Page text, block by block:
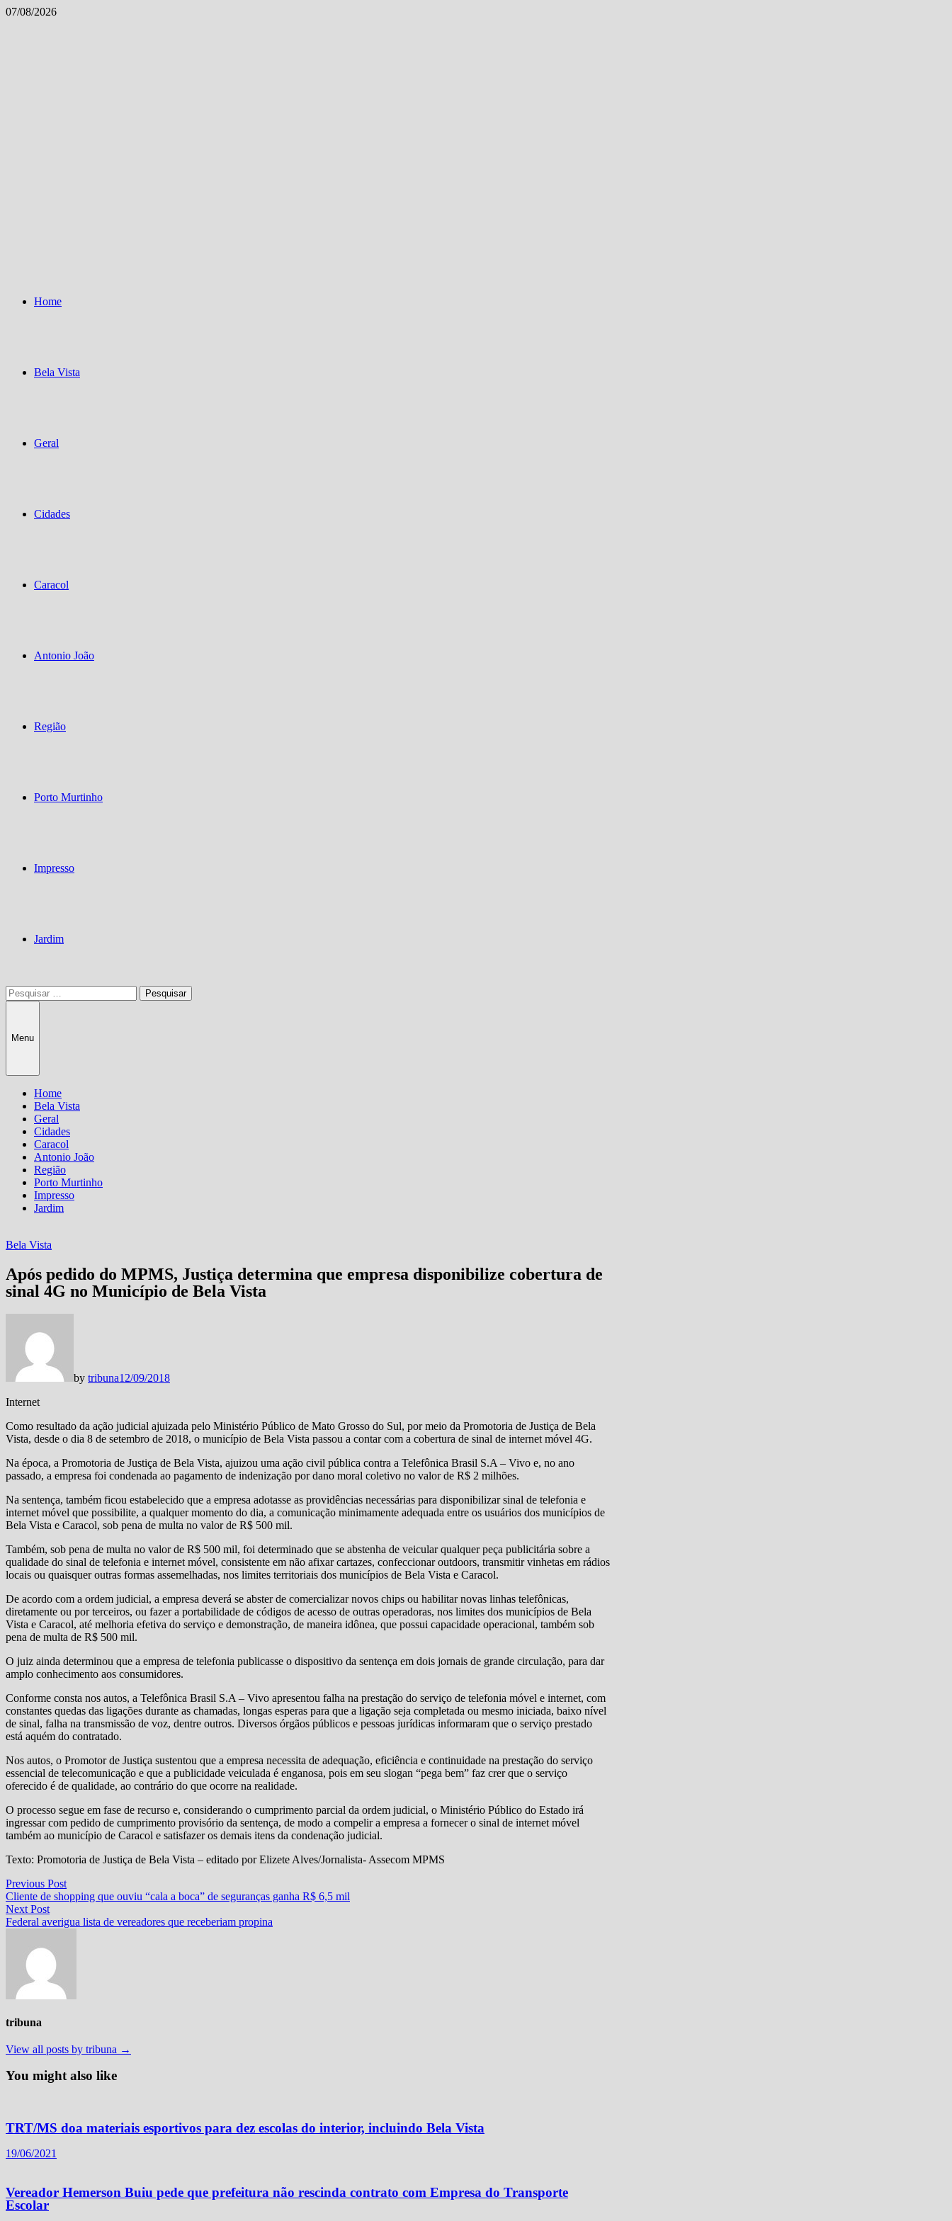
Skip
07/08/2026
Home
Bela Vista
Geral
Cidades
Caracol
Antonio João
Região
Porto Murtinho
Impresso
Jardim
Pesquisar
por:
Menu
Home
Bela Vista
Geral
Cidades
Caracol
Antonio João
Região
Porto Murtinho
Impresso
Jardim
Bela Vista
Após pedido do MPMS, Justiça determina que empresa disponibilize cobertura de
sinal 4G no Município de Bela Vista
by tribuna12/09/2018
Internet
Como resultado da ação judicial ajuizada pelo Ministério Público de Mato Grosso do Sul, por meio da Promotoria de Justiça de Bela
Vista, desde o dia 8 de setembro de 2018, o município de Bela Vista passou a contar com a cobertura de sinal de internet móvel 4G.
Na época, a Promotoria de Justiça de Bela Vista, ajuizou uma ação civil pública contra a Telefônica Brasil S.A – Vivo e, no ano
passado, a empresa foi condenada ao pagamento de indenização por dano moral coletivo no valor de R$ 2 milhões.
Na sentença, também ficou estabelecido que a empresa adotasse as providências necessárias para disponibilizar sinal de telefonia e
internet móvel que possibilite, a qualquer momento do dia, a comunicação minimamente adequada entre os usuários dos municípios de
Bela Vista e Caracol, sob pena de multa no valor de R$ 500 mil.
Também, sob pena de multa no valor de R$ 500 mil, foi determinado que se abstenha de veicular qualquer peça publicitária sobre a
qualidade do sinal de telefonia e internet móvel, consistente em não afixar cartazes, confeccionar outdoors, transmitir vinhetas em rádios
locais ou quaisquer outras formas assemelhadas, nos limites territoriais dos municípios de Bela Vista e Caracol.
De acordo com a ordem judicial, a empresa deverá se abster de comercializar novos chips ou habilitar novas linhas telefônicas,
diretamente ou por terceiros, ou fazer a portabilidade de códigos de acesso de outras operadoras, nos limites dos municípios de Bela
Vista e Caracol, até melhoria efetiva do serviço e demonstração, de maneira idônea, que possui capacidade operacional, também sob
pena de multa de R$ 500 mil.
O juiz ainda determinou que a empresa de telefonia publicasse o dispositivo da sentença em dois jornais de grande circulação, para dar
amplo conhecimento aos consumidores.
Conforme consta nos autos, a Telefônica Brasil S.A – Vivo apresentou falha na prestação do serviço de telefonia móvel e internet, com
constantes quedas das ligações durante as chamadas, longas esperas para que a ligação seja completada ou mesmo iniciada, baixo nível
de sinal, falha na transmissão de voz, dentre outros. Diversos órgãos públicos e pessoas jurídicas informaram que o serviço prestado
está aquém do contratado.
Nos autos, o Promotor de Justiça sustentou que a empresa necessita de adequação, eficiência e continuidade na prestação do serviço
essencial de telecomunicação e que a publicidade veiculada é enganosa, pois em seu slogan “pega bem” faz crer que o serviço
oferecido é de qualidade, ao contrário do que ocorre na realidade.
O processo segue em fase de recurso e, considerando o cumprimento parcial da ordem judicial, o Ministério Público do Estado irá
ingressar com pedido de cumprimento provisório da sentença, de modo a compelir a empresa a fornecer o sinal de internet móvel
também ao município de Caracol e satisfazer os demais itens da condenação judicial.
Texto: Promotoria de Justiça de Bela Vista – editado por Elizete Alves/Jornalista- Assecom MPMS
Navegação
de
Post
Previous PostPrevious
post:
Cliente de shopping que ouviu “cala a boca” de seguranças ganha R$ 6,5 mil
Next PostNext
post:
Federal averigua lista de vereadores que receberiam propina
tribuna
View all posts by tribuna →
You might also like
TRT/MS doa materiais esportivos para dez escolas do interior, incluindo Bela Vista
19/06/2021
Vereador Hemerson Buiu pede que prefeitura não rescinda contrato com Empresa do Transporte
Escolar